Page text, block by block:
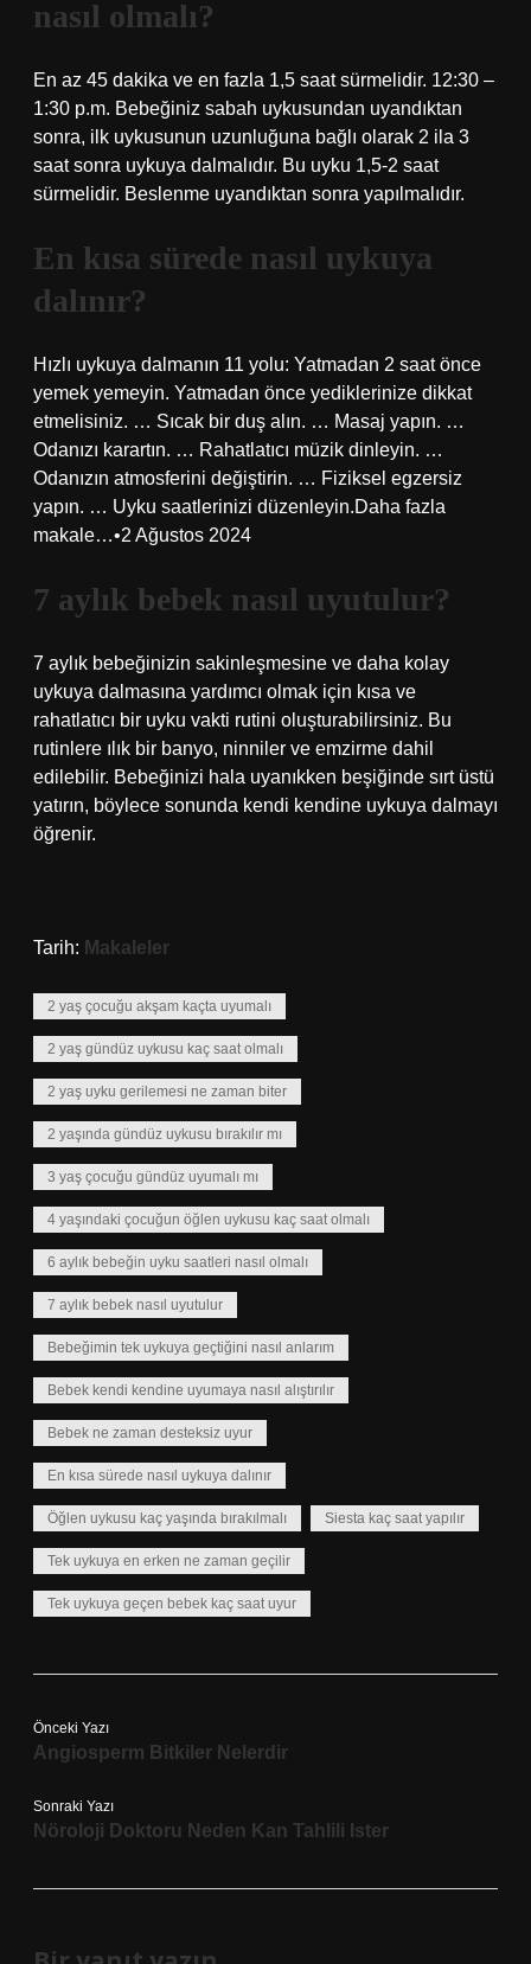
nasıl olmalı?
En az 45 dakika ve en fazla 1,5 saat sürmelidir. 12:30 –
1:30 p.m. Bebeğiniz sabah uykusundan uyandıktan
sonra, ilk uykusunun uzunluğuna bağlı olarak 2 ila 3
saat sonra uykuya dalmalıdır. Bu uyku 1,5-2 saat
sürmelidir. Beslenme uyandıktan sonra yapılmalıdır.
En kısa sürede nasıl uykuya
dalınır?
Hızlı uykuya dalmanın 11 yolu: Yatmadan 2 saat önce
yemek yemeyin. Yatmadan önce yediklerinize dikkat
etmelisiniz. … Sıcak bir duş alın. … Masaj yapın. …
Odanızı karartın. … Rahatlatıcı müzik dinleyin. …
Odanızın atmosferini değiştirin. … Fiziksel egzersiz
yapın. … Uyku saatlerinizi düzenleyin.Daha fazla
makale…•2 Ağustos 2024
7 aylık bebek nasıl uyutulur?
7 aylık bebeğinizin sakinleşmesine ve daha kolay
uykuya dalmasına yardımcı olmak için kısa ve
rahatlatıcı bir uyku vakti rutini oluşturabilirsiniz. Bu
rutinlere ılık bir banyo, ninniler ve emzirme dahil
edilebilir. Bebeğinizi hala uyanıkken beşiğinde sırt üstü
yatırın, böylece sonunda kendi kendine uykuya dalmayı
öğrenir.
Tarih: Makaleler
2 yaş çocuğu akşam kaçta uyumalı
2 yaş gündüz uykusu kaç saat olmalı
2 yaş uyku gerilemesi ne zaman biter
2 yaşında gündüz uykusu bırakılır mı
3 yaş çocuğu gündüz uyumalı mı
4 yaşındaki çocuğun öğlen uykusu kaç saat olmalı
6 aylık bebeğin uyku saatleri nasıl olmalı
7 aylık bebek nasıl uyutulur
Bebeğimin tek uykuya geçtiğini nasıl anlarım
Bebek kendi kendine uyumaya nasıl alıştırılır
Bebek ne zaman desteksiz uyur
En kısa sürede nasıl uykuya dalınır
Öğlen uykusu kaç yaşında bırakılmalı Siesta kaç saat yapılır
Tek uykuya en erken ne zaman geçilir
Tek uykuya geçen bebek kaç saat uyur
Önceki Yazı
Angiosperm Bitkiler Nelerdir
Sonraki Yazı
Nöroloji Doktoru Neden Kan Tahlili Ister